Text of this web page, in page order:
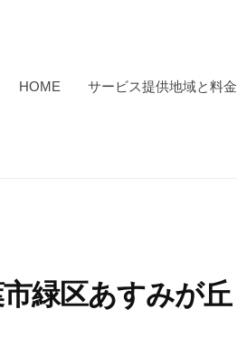
HOME サービス提供地域と料金
緑区あすみが丘